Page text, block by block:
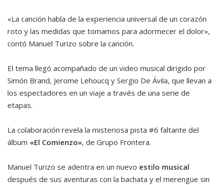
«La canción habla de la experiencia universal de un corazón
roto y las medidas que tomamos para adormecer el dolor»,
contó Manuel Turizo sobre la canción.
El tema llegó acompañado de un video musical dirigido por
Simón Brand, Jerome Lehoucq y Sergio De Ávila, que llevan a
los espectadores en un viaje a través de una serie de
etapas.
La colaboración revela la misteriosa pista #6 faltante del
álbum «El Comienzo», de Grupo Frontera.
Manuel Turizo se adentra en un nuevo estilo musical
después de sus aventuras con la bachata y el merengue sin